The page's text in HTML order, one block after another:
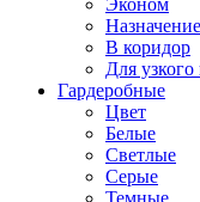
Эконом
Назначение
В коридор
Для узкого
Гардеробные
Цвет
Белые
Светлые
Серые
Темные